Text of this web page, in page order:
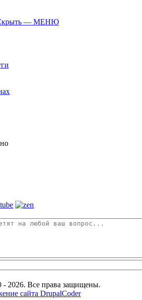
— МЕНЮ
2026. Все права защищены.
сайта DrupalCoder